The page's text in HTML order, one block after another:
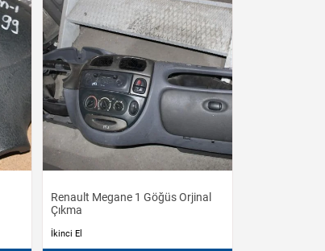
Renault Megane 1 Göğüs Orjinal
Çıkma
İkinci El